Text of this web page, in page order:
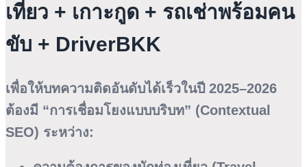
เที่ยว + เกาะกูด + รถเช่าพร้อมคน
ขับ + DriverBKK
เพื่อให้บทความติดอันดับได้เร็วในปี 2025–2026
ต้องมี “การเชื่อมโยงแบบบริบท” (Contextual
SEO) ระหว่าง: